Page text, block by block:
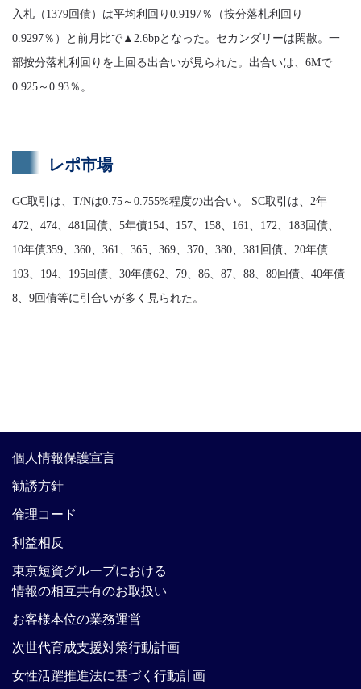
入札（1379回債）は平均利回り0.9197％（按分落札利回り
0.9297％）と前月比で▲2.6bpとなった。セカンダリーは閑散。一
部按分落札利回りを上回る出合いが見られた。出合いは、6Mで
0.925～0.93％。
レポ市場
GC取引は、T/Nは0.75～0.755%程度の出合い。 SC取引は、2年
472、474、481回債、5年債154、157、158、161、172、183回債、
10年債359、360、361、365、369、370、380、381回債、20年債
193、194、195回債、30年債62、79、86、87、88、89回債、40年債
8、9回債等に引合いが多く見られた。
個人情報保護宣言
勧誘方針
倫理コード
利益相反
東京短資グループにおける
情報の相互共有のお取扱い
お客様本位の業務運営
次世代育成支援対策行動計画
女性活躍推進法に基づく行動計画